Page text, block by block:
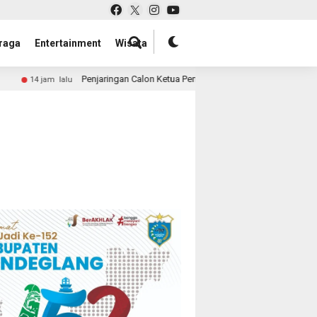
Entertainment Wisata
lalu Penjaringan Calon Ketua Pemuda Katolik Papua Barat Daya